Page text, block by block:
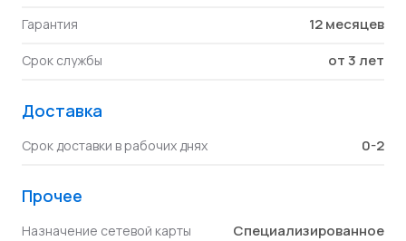
Гарантия 12 месяцев
Срок службы от 3 лет
Доставка
Срок доставки в рабочих днях 0-2
Прочее
Назначение сетевой карты Специализированное